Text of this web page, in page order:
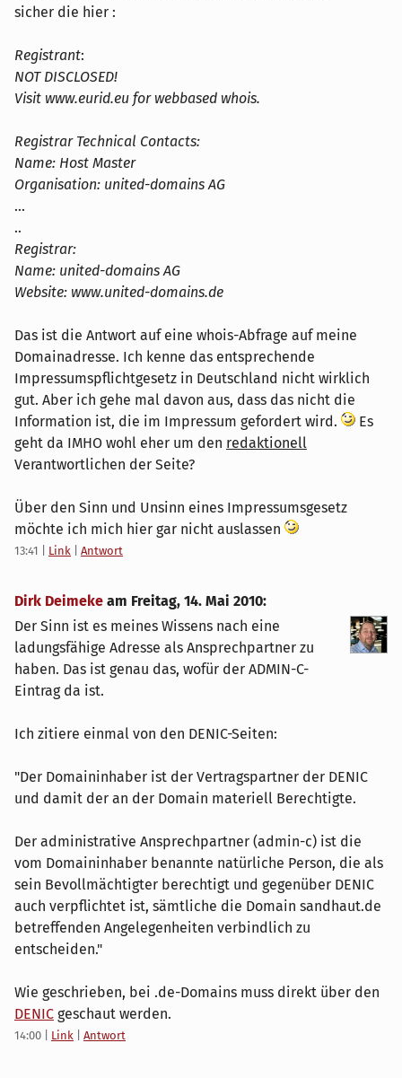
sicher die hier :
Registrant:
NOT DISCLOSED!
Visit www.eurid.eu for webbased whois.
Registrar Technical Contacts:
Name: Host Master
Organisation: united-domains AG
...
..
Registrar:
Name: united-domains AG
Website: www.united-domains.de
Das ist die Antwort auf eine whois-Abfrage auf meine
Domainadresse. Ich kenne das entsprechende
Impressumspflichtgesetz in Deutschland nicht wirklich
gut. Aber ich gehe mal davon aus, dass das nicht die
Information ist, die im Impressum gefordert wird.
Es
geht da IMHO wohl eher um den redaktionell
Verantwortlichen der Seite?
Über den Sinn und Unsinn eines Impressumsgesetz
möchte ich mich hier gar nicht auslassen
13:41 Link Antwort
Dirk Deimeke am Freitag, 14. Mai 2010:
Der Sinn ist es meines Wissens nach eine
ladungsfähige Adresse als Ansprechpartner zu
haben. Das ist genau das, wofür der ADMIN-C-
Eintrag da ist.
Ich zitiere einmal von den DENIC-Seiten:
"Der Domaininhaber ist der Vertragspartner der DENIC
und damit der an der Domain materiell Berechtigte.
Der administrative Ansprechpartner (admin-c) ist die
vom Domaininhaber benannte natürliche Person, die als
sein Bevollmächtigter berechtigt und gegenüber DENIC
auch verpflichtet ist, sämtliche die Domain sandhaut.de
betreffenden Angelegenheiten verbindlich zu
entscheiden."
Wie geschrieben, bei .de-Domains muss direkt über den
DENIC geschaut werden.
14:00 Link Antwort